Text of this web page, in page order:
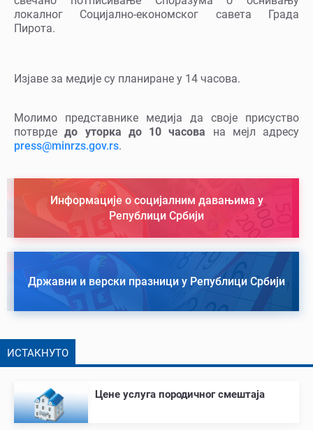
локалног Социјално-економског савета Града
Пирота.
Изјаве за медије су планиране у 14 часова.
Молимо представнике медија да своје присуство
потврде до уторка до 10 часова на мејл адресу
press@minrzs.gov.rs.
Информације о социјалним давањима у
Републици Србији
Државни и верски празници у Републици Србији
ИСТАКНУТО
Цене услуга породичног смештаја